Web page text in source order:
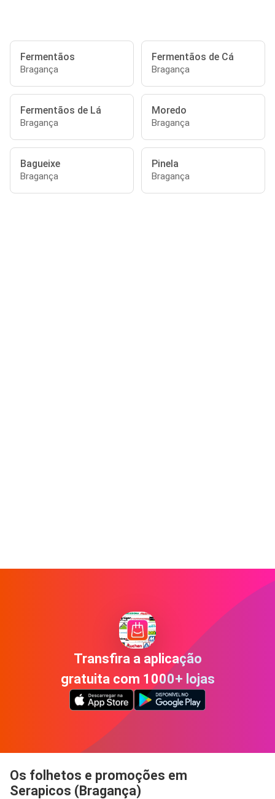
Fermentãos
Bragança
Fermentãos de Cá
Bragança
Fermentãos de Lá
Bragança
Moredo
Bragança
Bagueixe
Bragança
Pinela
Bragança
Transfira a aplicação
gratuita com 1000+ lojas
Os folhetos e promoções em
Serapicos (Bragança)